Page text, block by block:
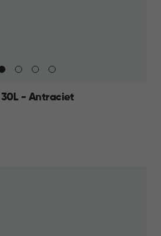
- Antraciet